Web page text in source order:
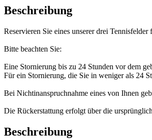
Beschreibung
Reservieren Sie eines unserer drei Tennisfelder
Bitte beachten Sie:
Eine Stornierung bis zu 24 Stunden vor dem
Für ein Stornierung, die Sie in weniger als 24
Bei Nichtinanspruchnahme eines von Ihnen
Die Rückerstattung erfolgt über die
Beschreibung